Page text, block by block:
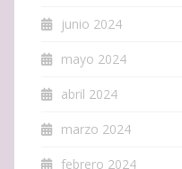
junio 2024
mayo 2024
abril 2024
marzo 2024
febrero 2024